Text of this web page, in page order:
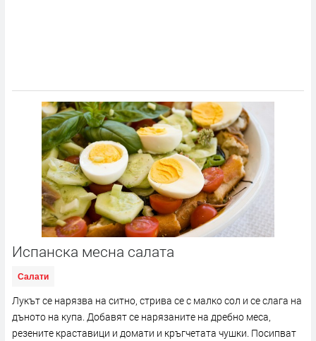
Испанска месна салата
Салати
Лукът се нарязва на ситно, стрива се с малко сол и се слага на
дъното на купа. Добавят се нарязаните на дребно меса,
резените краставици и домати и кръгчетата чушки. Посипват